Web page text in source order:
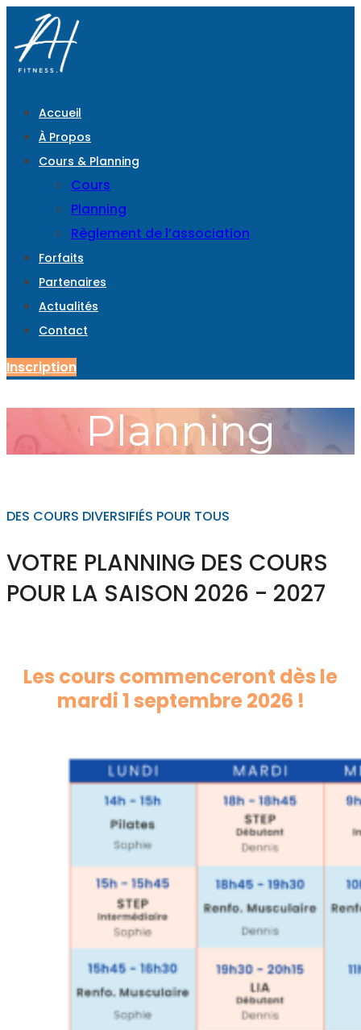
Accueil
À Propos
Cours & Planning
Cours
Planning
Règlement de l’association
Forfaits
Partenaires
Actualités
Contact
Inscription
Planning
DES COURS DIVERSIFIÉS POUR TOUS
VOTRE PLANNING DES COURS
POUR LA SAISON 2026 - 2027
Les cours commenceront dès le
mardi 1 septembre 2026 !